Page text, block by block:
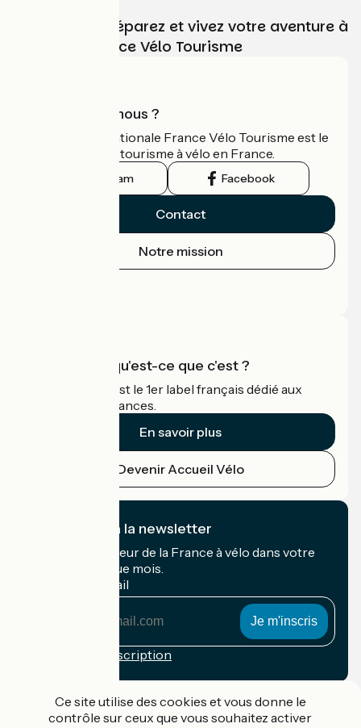
Choisissez, préparez et vivez votre aventure à
vélo avec France Vélo Tourisme
Qui sommes-nous ?
L'association nationale France Vélo Tourisme est le
guide officiel du tourisme à vélo en France.
Instagram Facebook
Contact
Notre mission
Accueil Vélo qu'est-ce que c'est ?
Accueil Vélo c'est le 1er label français dédié aux
cyclistes en vacances.
En savoir plus
Devenir Accueil Vélo
Je m'abonne à la newsletter
Recevez le meilleur de la France à vélo dans votre
boîte mail chaque mois.
Mon adresse mail
Conditions d'inscription
Ce site utilise des cookies et vous donne le
contrôle sur ceux que vous souhaitez activer